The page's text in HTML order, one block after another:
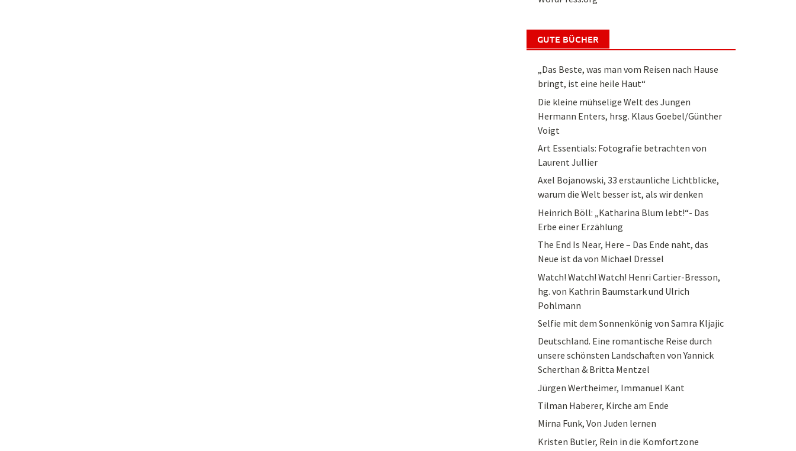
GUTE BÜCHER
„Das Beste, was man vom Reisen nach Hause
bringt, ist eine heile Haut“
Die kleine mühselige Welt des Jungen
Hermann Enters, hrsg. Klaus Goebel/Günther
Voigt
Art Essentials: Fotografie betrachten von
Laurent Jullier
Axel Bojanowski, 33 erstaunliche Lichtblicke,
warum die Welt besser ist, als wir denken
Heinrich Böll: „Katharina Blum lebt!“- Das
Erbe einer Erzählung
The End Is Near, Here – Das Ende naht, das
Neue ist da von Michael Dressel
Watch! Watch! Watch! Henri Cartier-Bresson,
hg. von Kathrin Baumstark und Ulrich
Pohlmann
Selfie mit dem Sonnenkönig von Samra Kljajic
Deutschland. Eine romantische Reise durch
unsere schönsten Landschaften von Yannick
Scherthan & Britta Mentzel
Jürgen Wertheimer, Immanuel Kant
Tilman Haberer, Kirche am Ende
Mirna Funk, Von Juden lernen
Kristen Butler, Rein in die Komfortzone